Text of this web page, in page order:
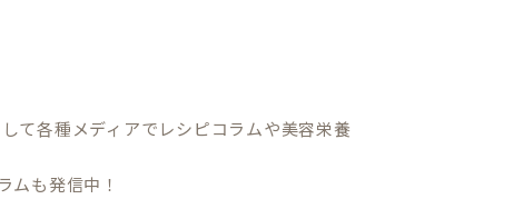
て各種メディアでレシピコラムや美容栄養
ムも発信中！